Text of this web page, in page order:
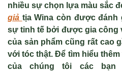
nhiều sự chọn lựa màu sắc
giả tịa Wina còn được
sự tinh tế bởi được gia công
của sản phẩm cũng rất cao
với tóc thật. Để tìm hiểu
của chúng tôi các